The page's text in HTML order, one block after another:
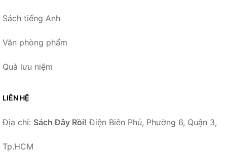
Sách tiếng Anh
Văn phòng phẩm
Quà lưu niệm
LIÊN HỆ
Địa chỉ: Sách Đây Rồi! Điện Biên Phủ, Phường 6, Quận 3,
Tp.HCM